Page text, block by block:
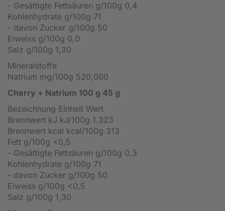
- Gesättigte Fettsäuren g/100g 0,4
Kohlenhydrate g/100g 71
- davon Zucker g/100g 50
Eiweiss g/100g 0,0
Salz g/100g 1,30
Mineralstoffe
Natrium mg/100g 520,000
Cherry + Natrium 100 g 45 g
Bezeichnung Einheit Wert
Brennwert kJ kJ/100g 1.323
Brennwert kcal kcal/100g 313
Fett g/100g <0,5
- Gesättigte Fettsäuren g/100g 0,3
Kohlenhydrate g/100g 71
- davon Zucker g/100g 50
Eiweiss g/100g <0,5
Salz g/100g 1,30